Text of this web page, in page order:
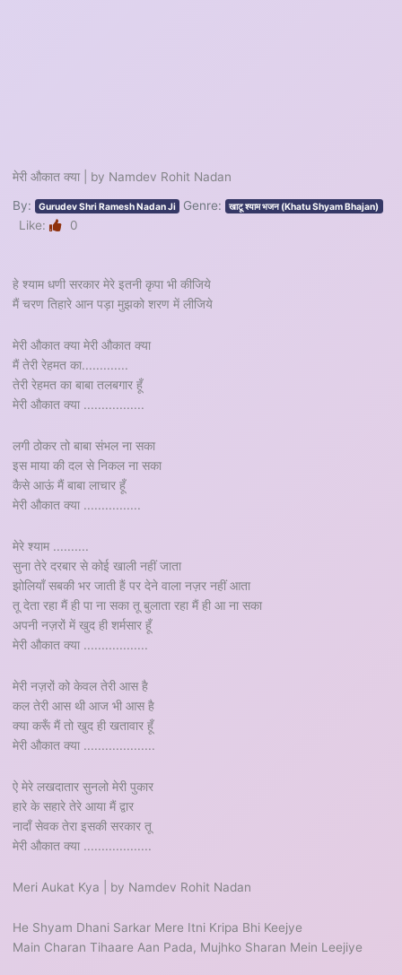
मेरी औकात क्या | by Namdev Rohit Nadan
By: Gurudev Shri Ramesh Nadan Ji Genre: खाटू श्याम भजन (Khatu Shyam Bhajan)
Like: 0
हे श्याम धणी सरकार मेरे इतनी कृपा भी कीजिये
मैं चरण तिहारे आन पड़ा मुझको शरण में लीजिये
मेरी औकात क्या मेरी औकात क्या
मैं तेरी रेहमत का.............
तेरी रेहमत का बाबा तलबगार हूँ
मेरी औकात क्या .................
लगी ठोकर तो बाबा संभल ना सका
इस माया की दल से निकल ना सका
कैसे आऊं मैं बाबा लाचार हूँ
मेरी औकात क्या ................
मेरे श्याम ..........
सुना तेरे दरबार से कोई खाली नहीं जाता
झोलियाँ सबकी भर जाती हैं पर देने वाला नज़र नहीं आता
तू देता रहा मैं ही पा ना सका तू बुलाता रहा मैं ही आ ना सका
अपनी नज़रों में खुद ही शर्मसार हूँ
मेरी औकात क्या ..................
मेरी नज़रों को केवल तेरी आस है
कल तेरी आस थी आज भी आस है
क्या करूँ मैं तो खुद ही खतावार हूँ
मेरी औकात क्या ....................
ऐ मेरे लखदातार सुनलो मेरी पुकार
हारे के सहारे तेरे आया मैं द्वार
नादाँ सेवक तेरा इसकी सरकार तू
मेरी औकात क्या ...................
Meri Aukat Kya | by Namdev Rohit Nadan
He Shyam Dhani Sarkar Mere Itni Kripa Bhi Keejye
Main Charan Tihaare Aan Pada, Mujhko Sharan Mein Leejiye